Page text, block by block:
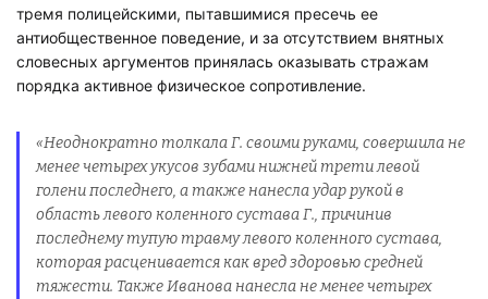
тремя полицейскими, пытавшимися пресечь ее
антиобщественное поведение, и за отсутствием внятных
словесных аргументов принялась оказывать стражам
порядка активное физическое сопротивление.
«Неоднократно толкала Г. своими руками, совершила не
менее четырех укусов зубами нижней трети левой
голени последнего, а также нанесла удар рукой в
область левого коленного сустава Г., причинив
последнему тупую травму левого коленного сустава,
которая расценивается как вред здоровью средней
тяжести. Также Иванова нанесла не менее четырех